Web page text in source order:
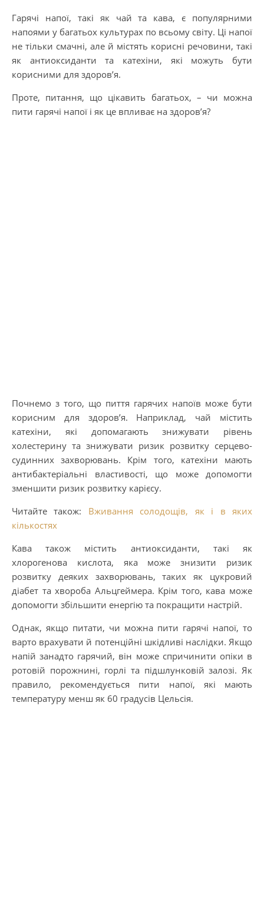
Гарячі напої, такі як чай та кава, є популярними
напоями у багатьох культурах по всьому світу. Ці напої
не тільки смачні, але й містять корисні речовини, такі
як антиоксиданти та катехіни, які можуть бути
корисними для здоров’я.
Проте, питання, що цікавить багатьох, – чи можна
пити гарячі напої і як це впливає на здоров’я?
Почнемо з того, що пиття гарячих напоїв може бути
корисним для здоров’я. Наприклад, чай містить
катехіни, які допомагають знижувати рівень
холестерину та знижувати ризик розвитку серцево-
судинних захворювань. Крім того, катехіни мають
антибактеріальні властивості, що може допомогти
зменшити ризик розвитку карієсу.
Читайте також: Вживання солодощів, як і в яких
кількостях
Кава також містить антиоксиданти, такі як
хлорогенова кислота, яка може знизити ризик
розвитку деяких захворювань, таких як цукровий
діабет та хвороба Альцгеймера. Крім того, кава може
допомогти збільшити енергію та покращити настрій.
Однак, якщо питати, чи можна пити гарячі напої, то
варто врахувати й потенційні шкідливі наслідки. Якщо
напій занадто гарячий, він може спричинити опіки в
ротовій порожнині, горлі та підшлунковій залозі. Як
правило, рекомендується пити напої, які мають
температуру менш як 60 градусів Цельсія.